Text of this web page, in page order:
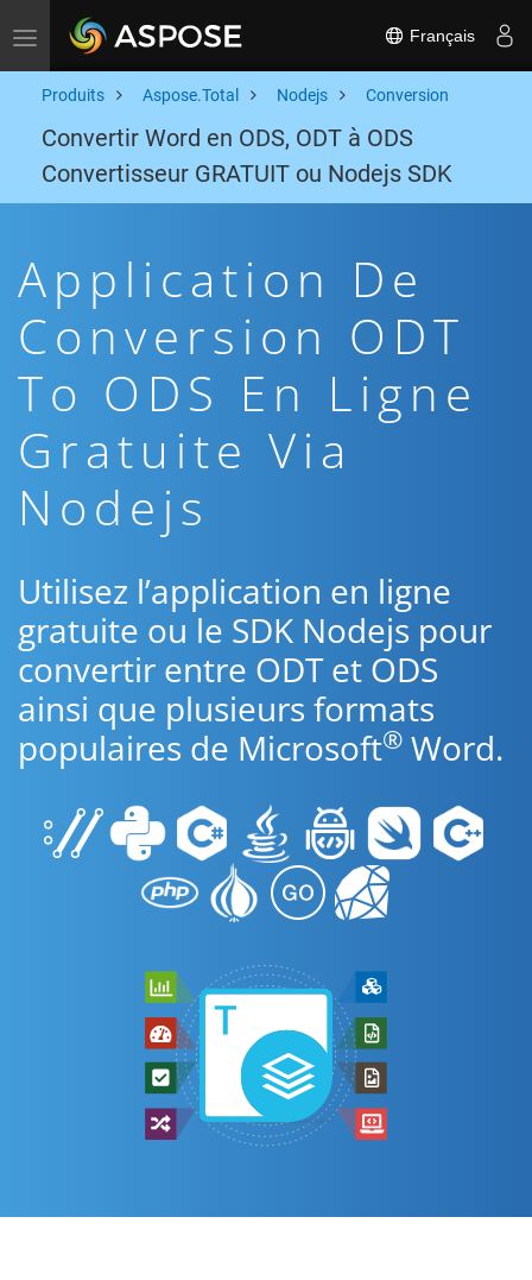
Toggle navigation Français
Produits Aspose.Total Nodejs Conversion
Convertir Word en ODS, ODT à ODS
Convertisseur GRATUIT ou Nodejs SDK
Application De
Conversion ODT
To ODS En Ligne
Gratuite Via
Nodejs
Utilisez l’application en ligne
gratuite ou le SDK Nodejs pour
convertir entre ODT et ODS
ainsi que plusieurs formats
populaires de Microsoft® Word.